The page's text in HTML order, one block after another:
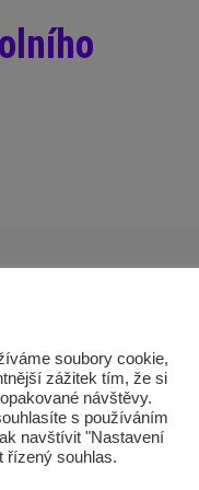
soubory cookie,
zážitek tím, že si
návštěvy.
s používáním
navštívit "Nastavení
řízený souhlas.‎